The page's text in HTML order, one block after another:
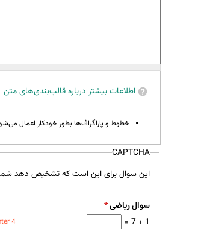
اطلاعات بیشتر درباره قالب‌بندی‌های متن
خطوط و پاراگراف‌ها بطور خودکار اعمال
CAPTCHA
این سوال برای این است که تشخیص دهد
سوال ریاضی*
1 + 7 =
4.